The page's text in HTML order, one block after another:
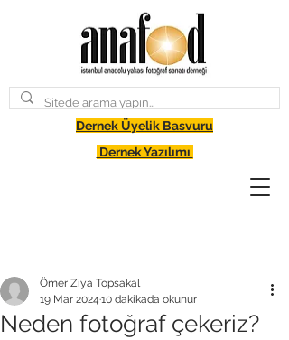
Dernek Üyelik Basvuru
Dernek Yazılımı
Neden fotoğraf çekeriz?
Ömer Ziya Topsakal
19 Mar 2024 10 dakikada okunur